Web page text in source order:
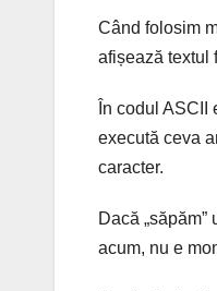
Când folosim
afișează textul
În codul
execută ceva
caracter.
Dacă
acum, nu e